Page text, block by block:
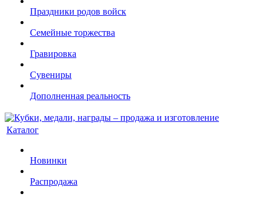
Праздники родов войск
Семейные торжества
Гравировка
Сувениры
Дополненная реальность
Каталог
Новинки
Распродажа